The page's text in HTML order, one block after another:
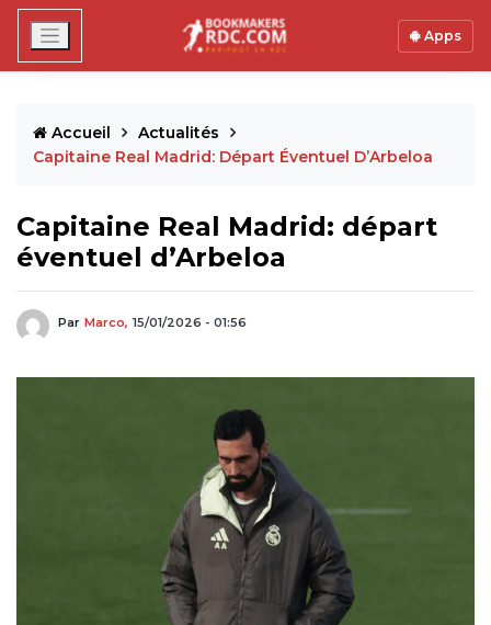
Apps
Accueil
Actualités
Capitaine Real Madrid: Départ Éventuel D’Arbeloa
Capitaine Real Madrid: départ
éventuel d’Arbeloa
Par Marco, 15/01/2026 - 01:56